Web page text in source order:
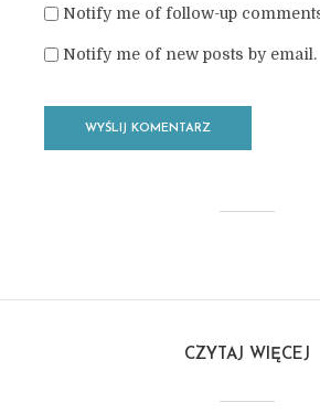
Notify me of follow-up
Notify me of new posts by email.
CZYTAJ WIĘCEJ